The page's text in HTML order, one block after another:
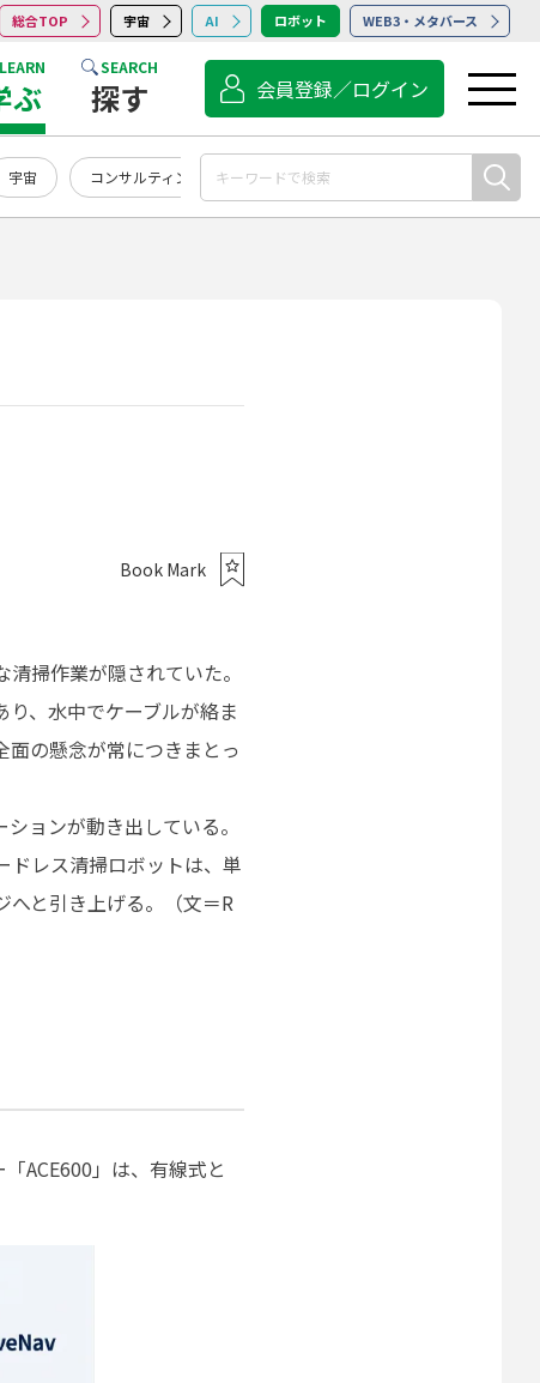
総合TOP 宇宙 AI ロボット WEB3・メタバース
LEARN
ぶ
SEARCH
探す 会員登録／ログイン
宇宙 コンサルティング 点検・保守・清掃
Book Mark
掃作業が隠されていた。
、水中でケーブルが絡ま
の懸念が常につきまとっ
ョンが動き出している。
ドレス清掃ロボットは、単
と引き上げる。（文＝R
ACE600」は、有線式と